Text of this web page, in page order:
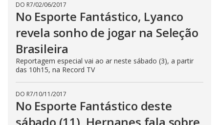
DO R7/02/06/2017
No Esporte Fantástico, Lyanco
revela sonho de jogar na Seleção
Brasileira
Reportagem especial vai ao ar neste sábado (3), a partir
das 10h15, na Record TV
DO R7/10/11/2017
No Esporte Fantástico deste